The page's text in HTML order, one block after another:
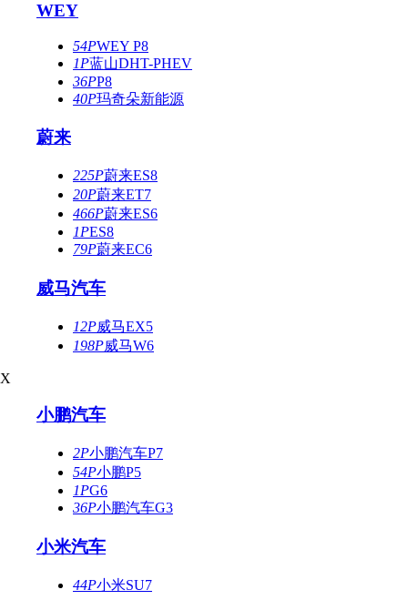
WEY
54PWEY P8
1P蓝山DHT-PHEV
36PP8
40P玛奇朵新能源
蔚来
225P蔚来ES8
20P蔚来ET7
466P蔚来ES6
1PES8
79P蔚来EC6
威马汽车
12P威马EX5
198P威马W6
X
小鹏汽车
2P小鹏汽车P7
54P小鹏P5
1PG6
36P小鹏汽车G3
小米汽车
44P小米SU7